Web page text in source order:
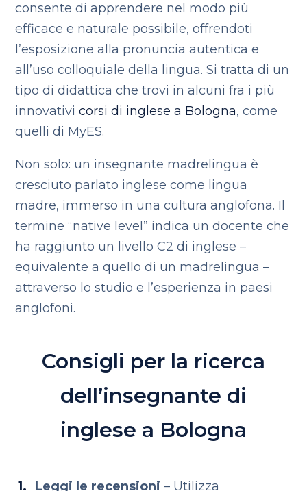
consente di apprendere nel modo più
efficace e naturale possibile, offrendoti
l’esposizione alla pronuncia autentica e
all’uso colloquiale della lingua. Si tratta di un
tipo di didattica che trovi in alcuni fra i più
innovativicorsi di inglese a Bologna, come
quelli di MyES.
Non solo: un insegnante madrelingua è
cresciuto parlato inglese come lingua
madre, immerso in una cultura anglofona. Il
termine “native level” indica un docente che
ha raggiunto un livello C2 di inglese –
equivalente a quello di un madrelingua –
attraverso lo studio e l’esperienza in paesi
anglofoni.
Consigli per la ricerca
dell’insegnante di
inglese a Bologna
Leggi le recensioni – Utilizza